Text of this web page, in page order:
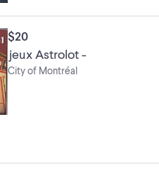
$20
jeux Astrolot -
City of Montréal